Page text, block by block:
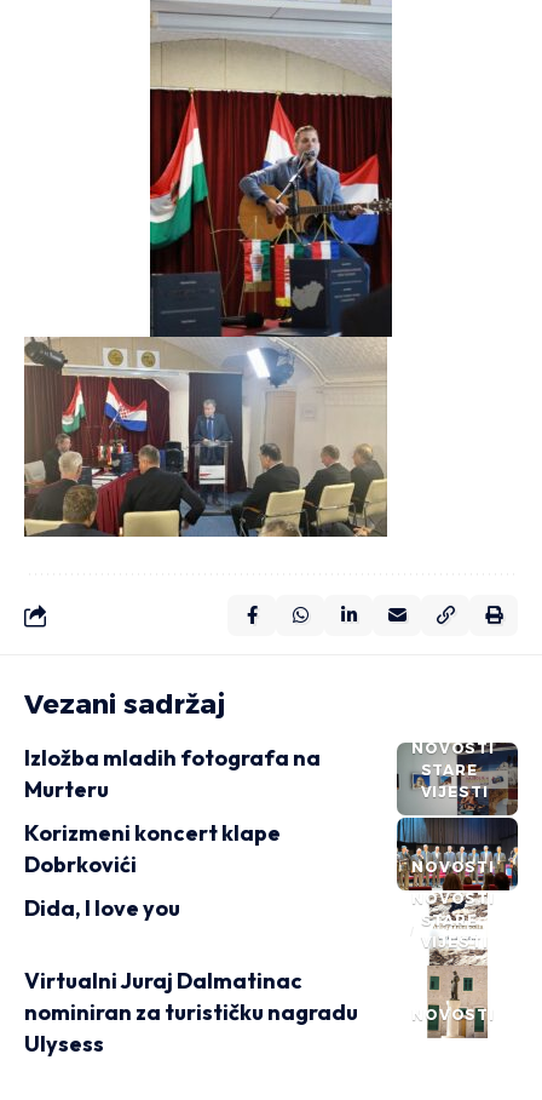
Vezani sadržaj
NOVOSTI
STARE
VIJESTI
Izložba mladih fotografa na
Murteru
NOVOSTI
Korizmeni koncert klape
Dobrkovići
NOVOSTI
STARE
VIJESTI
Dida, I love you
NOVOSTI
Virtualni Juraj Dalmatinac
nominiran za turističku nagradu
Ulysess